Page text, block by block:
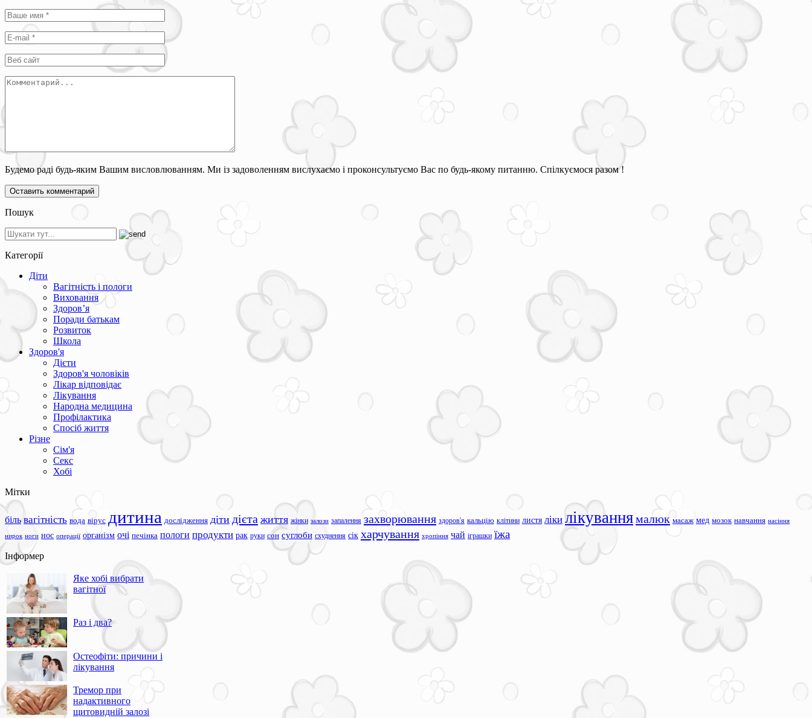
Будемо раді будь-яким Вашим висловлюванням. Ми із задоволенням вислухаємо і проконсультуємо Вас по будь-якому питанню. Спілкуємося разом !
Пошук
Категорії
Діти
Вагітність і пологи
Виховання
Здоров’я
Поради батькам
Розвиток
Школа
Здоров'я
Дієти
Здоров'я чоловіків
Лікар відповідає
Лікування
Народна медицина
Профілактика
Спосіб життя
Різне
Сім'я
Секс
Хобі
Мітки
біль вагітність вода вірус дитина дослідження діти дієта життя жінки залози запалення захворювання здоров'я кальцію клітини листя ліки лікуваннямалюк масаж мед мозок навчання насіння
нирок ноги нос операції організм очі печінка пологи продукти рак руки сон суглоби схуднення сік харчування хропіння чай іграшки їжа
Інформер
Яке хобі вибрати
вагітної
Раз і два?
Остеофіти: причини і
лікування
Тремор при
надактивного
щитовидній залозі